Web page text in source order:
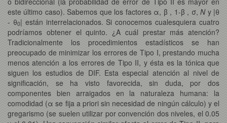
este último caso). Sabemos que los factores α, β , 1-β , σ,Ny |θ
- θ0| están interrelacionados. Si conocemos cualesquiera cuatro
podríamos obtener el quinto. ¿A cuál prestar más atención?
Tradicionalmente los procedimientos estadísticos se han
preocupado de minimizar los errores de Tipo I, prestando mucha
menos atención a los errores de Tipo II, y ésta es la tónica que
siguen los estudios de DIF. Esta especial atención al nivel de
significación, se ha visto favorecida, sin duda, por dos
componentes bien arraigados en la naturaleza humana: la
comodidad (α se fija a priori sin necesidad de ningún cálculo) y el
gregarismo (se suelen utilizar por convención dos niveles, el 0.05